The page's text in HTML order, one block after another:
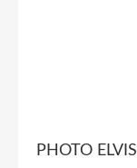
PHOTO ELVIS